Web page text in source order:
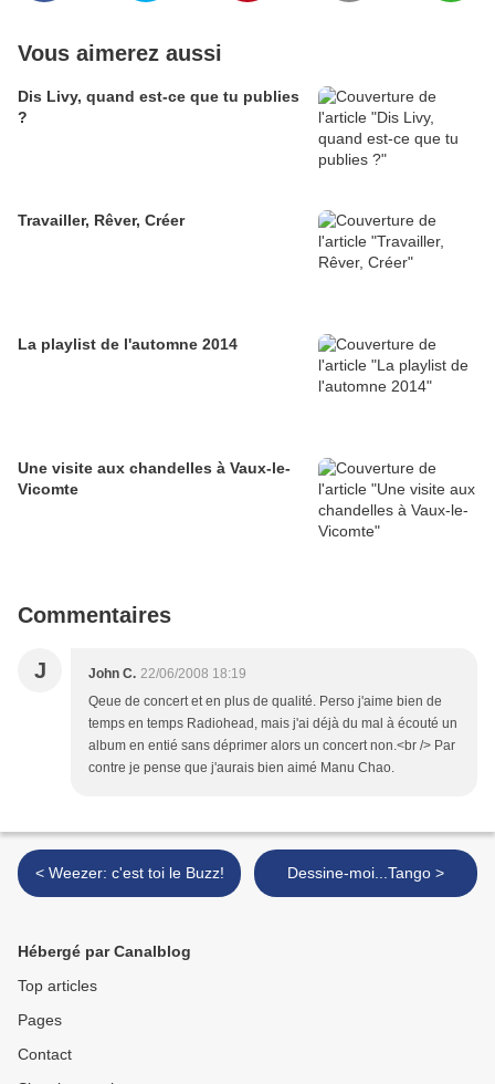
Vous aimerez aussi
Dis Livy, quand est-ce que tu publies
?
Travailler, Rêver, Créer
La playlist de l'automne 2014
Une visite aux chandelles à Vaux-le-
Vicomte
Commentaires
J John C. 22/06/2008 18:19
Qeue de concert et en plus de qualité. Perso j'aime bien de
temps en temps Radiohead, mais j'ai déjà du mal à écouté un
album en entié sans déprimer alors un concert non.<br /> Par
contre je pense que j'aurais bien aimé Manu Chao.
< Weezer: c'est toi le Buzz! Dessine-moi...Tango >
Hébergé par Canalblog
Top articles
Pages
Contact